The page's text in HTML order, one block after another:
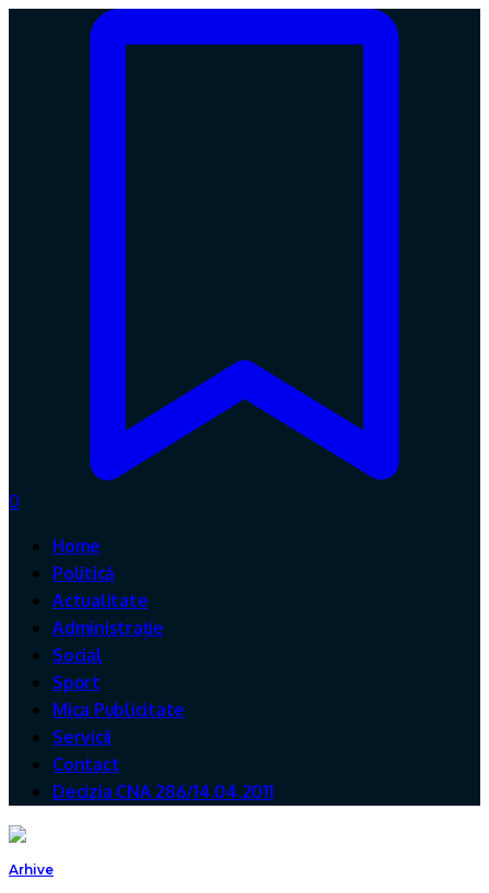
0
Home
Politică
Actualitate
Administrație
Social
Sport
Mica Publicitate
Servicii
Contact
Decizia CNA 286/14.04.2011
Arhive